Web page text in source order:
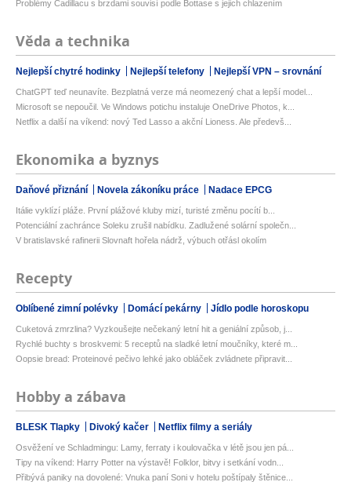
Problémy Cadillacu s brzdami souvisí podle Bottase s jejich chlazením
Věda a technika
Nejlepší chytré hodinky Nejlepší telefony Nejlepší VPN – srovnání
ChatGPT teď neunavíte. Bezplatná verze má neomezený chat a lepší model...
Microsoft se nepoučil. Ve Windows potichu instaluje OneDrive Photos, k...
Netflix a další na víkend: nový Ted Lasso a akční Lioness. Ale předevš...
Ekonomika a byznys
Daňové přiznání Novela zákoníku práce Nadace EPCG
Itálie vyklízí pláže. První plážové kluby mizí, turisté změnu pocítí b...
Potenciální zachránce Soleku zrušil nabídku. Zadlužené solární společn...
V bratislavské rafinerii Slovnaft hořela nádrž, výbuch otřásl okolím
Recepty
Oblíbené zimní polévky Domácí pekárny Jídlo podle horoskopu
Cuketová zmrzlina? Vyzkoušejte nečekaný letní hit a geniální způsob, j...
Rychlé buchty s broskvemi: 5 receptů na sladké letní moučníky, které m...
Oopsie bread: Proteinové pečivo lehké jako obláček zvládnete připravit...
Hobby a zábava
BLESK Tlapky Divoký kačer Netflix filmy a seriály
Osvěžení ve Schladmingu: Lamy, ferraty i koulovačka v létě jsou jen pá...
Tipy na víkend: Harry Potter na výstavě! Folklor, bitvy i setkání vodn...
Přibývá paniky na dovolené: Vnuka paní Soni v hotelu poštípaly štěnice...